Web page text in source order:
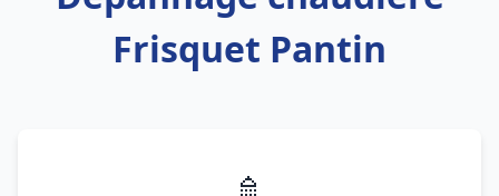
Frisquet Pantin